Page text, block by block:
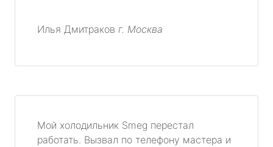
Илья Дмитраков г. Москва
Мой холодильник Smeg перестал
работать. Вызвал по телефону мастера и